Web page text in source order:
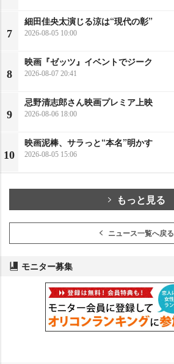
7
細田佳央太演じる涼は“現代の彰”
2026-08-05 10:00
8
映画『ゼッツ』イベントでジーク
2026-08-07 20:41
9
忌野清志郎さん映画プレミア上映
2026-08-06 18:00
10
映画泥棒、サラっと“本名”明かす
2026-08-05 15:06
もっと見る
ニュース一覧へ戻る
モニター募集